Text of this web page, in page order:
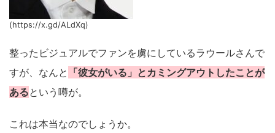
(https://x.gd/ALdXq)
整ったビジュアルでファンを虜にしているラウールさんで
すが、なんと 「彼女がいる」とカミングアウトしたことが
あるという噂が。
これは本当なのでしょうか。